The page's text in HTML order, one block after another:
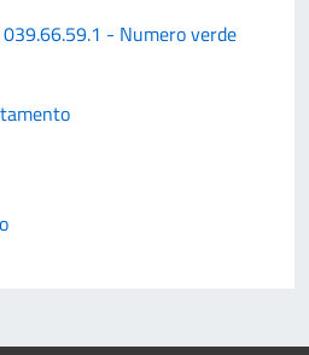
- Numero verde